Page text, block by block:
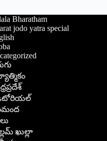
Bharatham
jodo yatra special
ఖుల్లా